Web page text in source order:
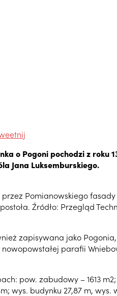
o Pogoni pochodzi z roku
Jana Luksemburskiego.
Pomianowskiego fasady
Źródło: Przegląd
zapisywana jako
parafii
pow. zabudowy – 1613
wys. budynku 27,87 m,